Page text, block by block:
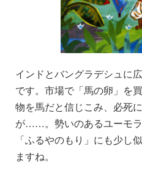
インドとバングラデシュに
です。市場で「馬の卵」を
物を馬だと信じこみ、必死
が……。勢いのあるユーモ
「ふるやのもり」にも少し
ますね。